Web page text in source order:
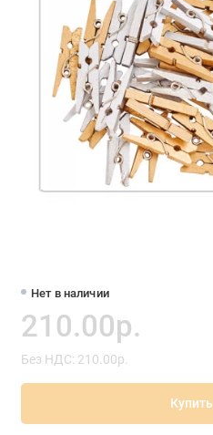
Нет в наличии
210.00р.
Без НДС: 210.00р.
Купить